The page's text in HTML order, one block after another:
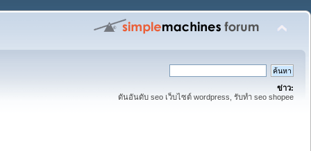
ข่าว:
ดันอันดับ seo เว็บไซต์ wordpress, รับทำ seo shopee